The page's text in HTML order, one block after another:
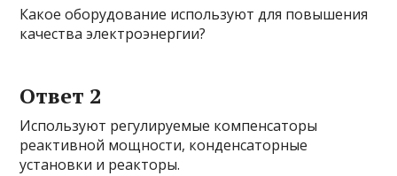
Какое оборудование используют для повышения
качества электроэнергии?
Ответ 2
Используют регулируемые компенсаторы
реактивной мощности, конденсаторные
установки и реакторы.